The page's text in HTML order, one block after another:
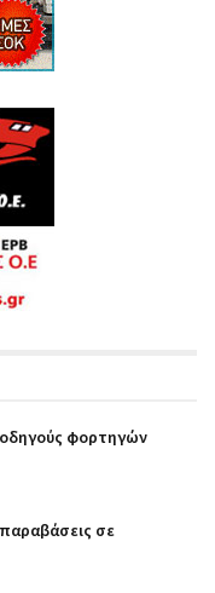
οδηγούς φορτηγών
σε